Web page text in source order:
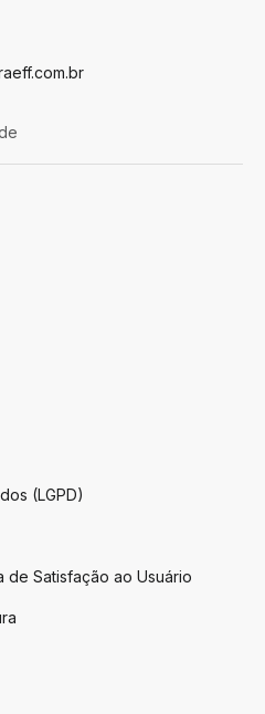
(LGPD)
de Satisfação ao Usuário